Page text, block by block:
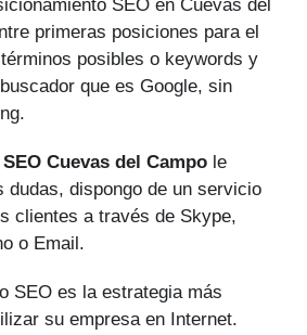
SEO en Cuevas del
primeras posiciones para el
posibles o keywords y
que es Google, sin
Cuevas del Campo le
dudas, dispongo de un servicio
clientes a través de Skype,
o Email.
SEO es la estrategia más
su empresa en Internet.